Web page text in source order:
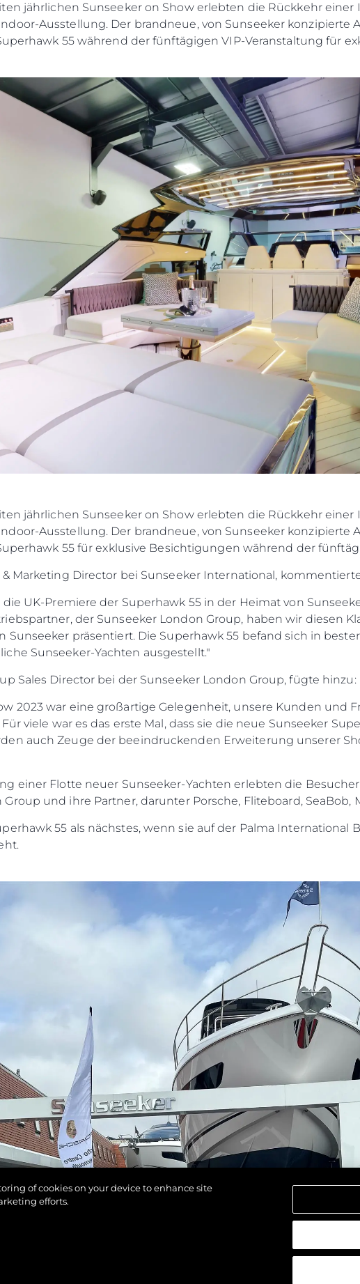
jährlichen Sunseeker on Show erlebten die Rückkehr
Ausstellung. Der brandneue, von Sunseeker konzipierte
55 während der fünftägigen VIP-Veranstaltung für
jährlichen Sunseeker on Show erlebten die Rückkehr
Ausstellung. Der brandneue, von Sunseeker konzipierte
55 für exklusive Besichtigungen während der
& Marketing Director bei Sunseeker International,
UK-Premiere der Superhawk 55 in der Heimat von
der Sunseeker London Group, haben wir diesen
Sunseeker präsentiert. Die Superhawk 55 befand sich in
Sunseeker-Yachten ausgestellt."
Sales Director bei der Sunseeker London Group, fügte hinzu:
2023 war eine großartige Gelegenheit, unsere Kunden und
viele war es das erste Mal, dass sie die neue Sunseeker
auch Zeuge der beeindruckenden Erweiterung unserer
einer Flotte neuer Sunseeker-Yachten erlebten die
und ihre Partner, darunter Porsche, Fliteboard, SeaBob,
55 als nächstes, wenn sie auf der Palma International
Karte
DATENSCHUTZRICHTLINIE
ERKLÄRUNG ZUR
MODERNEN SKLAVEREI
GESCHÄFTSBEDINGUNGEN
COOKIE POLITIK
RECRUITING
Die
Das
of cookies on your device to enhance site
efforts.